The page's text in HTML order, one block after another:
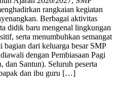
rangkaian kegiatan
Berbagai aktivitas
didik baru mengenal lingkungan
serta menumbuhkan semangat
bagian dari keluarga besar SMP
dengan Pembiasaan Pagi
dan Santun). Seluruh peserta
dan ibu guru […]